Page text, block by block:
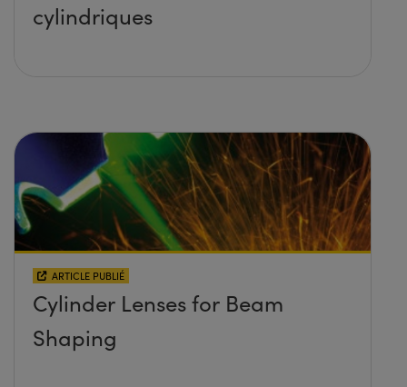
cylindriques
ARTICLE PUBLIÉ
Cylinder Lenses for Beam
Shaping